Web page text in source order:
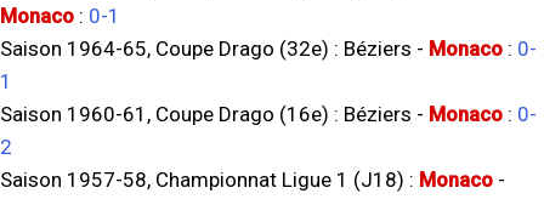
Monaco : 0-1
Saison 1964-65, Coupe Drago (32e) : Béziers - Monaco : 0-
1
Saison 1960-61, Coupe Drago (16e) : Béziers - Monaco : 0-
2
Saison 1957-58, Championnat Ligue 1 (J18) : Monaco -